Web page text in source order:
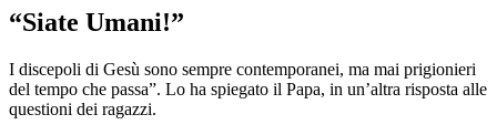
“Siate Umani!”
I discepoli di Gesù sono sempre contemporanei, ma mai prigionieri
del tempo che passa”. Lo ha spiegato il Papa, in un’altra risposta alle
questioni dei ragazzi.